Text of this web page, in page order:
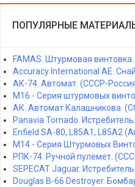
ПОПУЛЯРНЫЕ
FAMAS. Штурмовая
Accuracy International AE.
АК-74. Автомат. (СССР-
M16 - Серия штурмовых
АК. Автомат Калашникова.
Panavia Tornado.
Enfield SA-80, L85A1, L85A2
M14 - Серия Штурмовых
РПК-74. Ручной пулемет.
SEPECAT Jaguar.
Douglas B-66 Destroyer.